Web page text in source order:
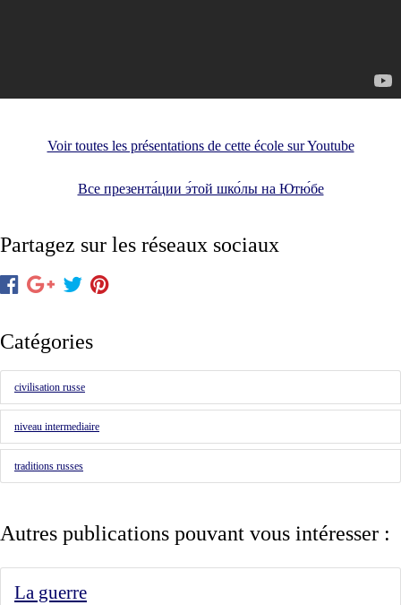
Voir toutes les présentations de cette école sur Youtube
Все презента́ции э́той шко́лы на Ютю́бе
Partagez sur les réseaux sociaux
Catégories
civilisation russe
niveau intermediaire
traditions russes
Autres publications pouvant vous intéresser :
La guerre